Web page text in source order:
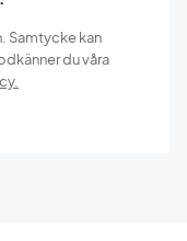
Samtycke kan
du våra